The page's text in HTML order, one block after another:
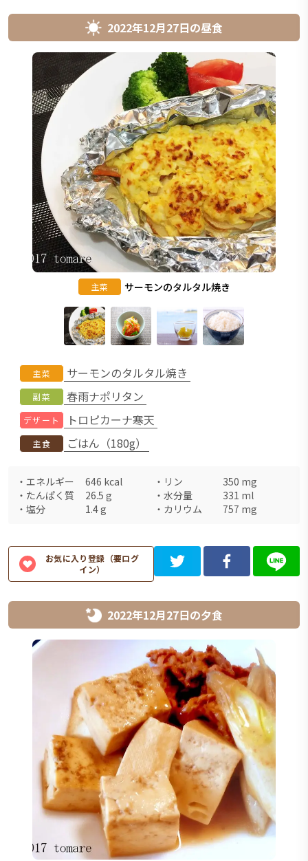
2022年12月27日の昼食
主菜 サーモンのタルタル焼き
主菜 サーモンのタルタル焼き
副菜 春雨ナポリタン
デザート トロピカーナ寒天
主食 ごはん（180g）
・ エネルギー 646 kcal ・ リン 350 mg
・ たんぱく質 26.5 g ・ 水分量 331 ml
・ 塩分 1.4g ・ カリウム 757 mg
お気に入り登録（要ログ
イン）
2022年12月27日の夕食